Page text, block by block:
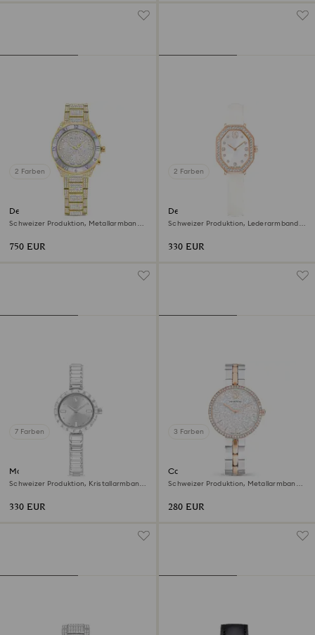
2 Farben
Dextera lux Uhr
Schweizer Produktion, Metallarmband,
750 EUR
2 Farben
Dextera octagon Uhr
Schweizer Produktion, Lederarmband,
330 EUR
7 Farben
Matrix bangle Uhr
Schweizer Produktion, Kristallarmband,
330 EUR
3 Farben
Cosmopolitan Uhr
Schweizer Produktion, Metallarmband,
280 EUR